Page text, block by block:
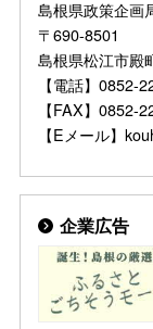
島根県政策企画
〒690-8501
島根県松江
【電話】0852-
【FAX】0852-
【Eメール】
企業広告